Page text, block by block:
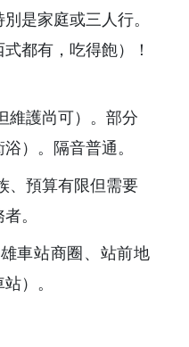
是家庭或三人行。
都有，吃得飽）！
維護尚可）。部分
）。隔音普通。
、預算有限但需要
。
車站商圈、站前地
）。